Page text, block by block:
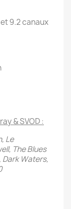
9.2 canaux
& SVOD :
Le
The Blues
Waters,